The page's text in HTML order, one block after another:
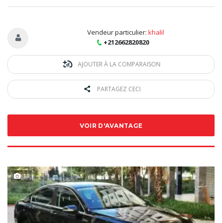
Vendeur particulier: khalil
+212662820820
AJOUTER À LA COMPARAISON
PARTAGEZ CECI
VOIR D'AVANTAGE
10 SPECIAL